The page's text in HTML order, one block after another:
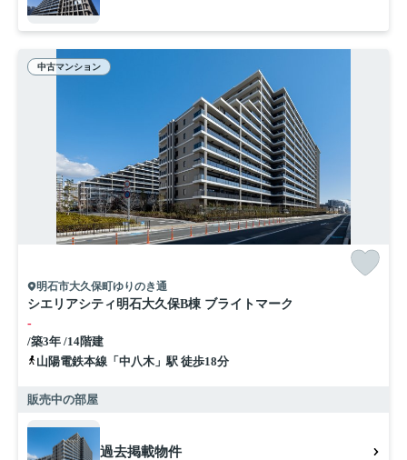
中古マンション
明石市大久保町ゆりのき通
シエリアシティ明石大久保B棟 ブライトマーク
-
/築3年 /14階建
山陽電鉄本線「中八木」駅 徒歩18分
販売中の部屋
過去掲載物件